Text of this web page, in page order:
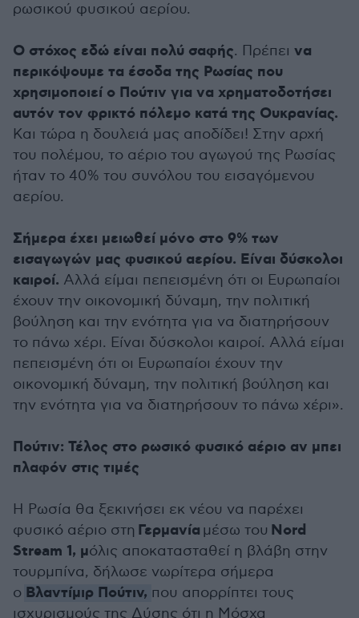
ρωσικού φυσικού αερίου.
Ο στόχος εδώ είναι πολύ σαφής. Πρέπει να
περικόψουμε τα έσοδα της Ρωσίας που
χρησιμοποιεί ο Πούτιν για να χρηματοδοτήσει
αυτόν τον φρικτό πόλεμο κατά της Ουκρανίας.
Και τώρα η δουλειά μας αποδίδει! Στην αρχή
του πολέμου, το αέριο του αγωγού της Ρωσίας
ήταν το 40% του συνόλου του εισαγόμενου
αερίου.
Σήμερα έχει μειωθεί μόνο στο 9% των
εισαγωγών μας φυσικού αερίου. Είναι δύσκολοι
καιροί. Αλλά είμαι πεπεισμένη ότι οι Ευρωπαίοι
έχουν την οικονομική δύναμη, την πολιτική
βούληση και την ενότητα για να διατηρήσουν
το πάνω χέρι. Είναι δύσκολοι καιροί. Αλλά είμαι
πεπεισμένη ότι οι Ευρωπαίοι έχουν την
οικονομική δύναμη, την πολιτική βούληση και
την ενότητα για να διατηρήσουν το πάνω χέρι».
Πούτιν: Τέλος στο ρωσικό φυσικό αέριο αν μπει
πλαφόν στις τιμές
Η Ρωσία θα ξεκινήσει εκ νέου να παρέχει
φυσικό αέριο στη Γερμανία μέσω του Nord
Stream 1, μόλις αποκατασταθεί η βλάβη στην
τουρμπίνα, δήλωσε νωρίτερα σήμερα
ο Βλαντίμιρ Πούτιν, που απορρίπτει τους
ισχυρισμούς της Δύσης ότι η Μόσχα